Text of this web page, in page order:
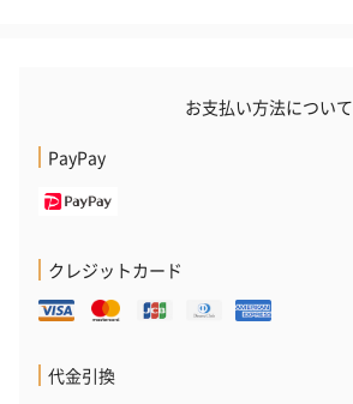
お支払い方法について
PayPay
クレジットカード
代金引換